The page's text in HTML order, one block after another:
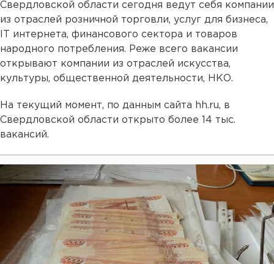
Свердловской области сегодня ведут себя компании
из отраслей розничной торговли, услуг для бизнеса,
IT интернета, финансового сектора и товаров
народного потребления. Реже всего вакансии
открывают компании из отраслей искусства,
культуры, общественной деятельности, НКО.
На текущий момент, по данным сайта hh.ru, в
Свердловской области открыто более 14 тыс.
вакансий.